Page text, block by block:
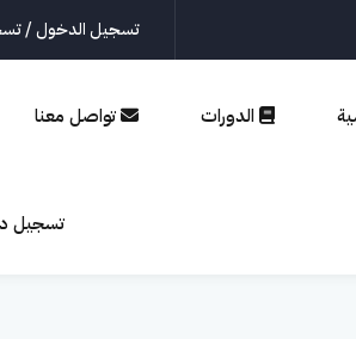
تسجيل الدخول /
الدورات تواصل معنا
تسجيل